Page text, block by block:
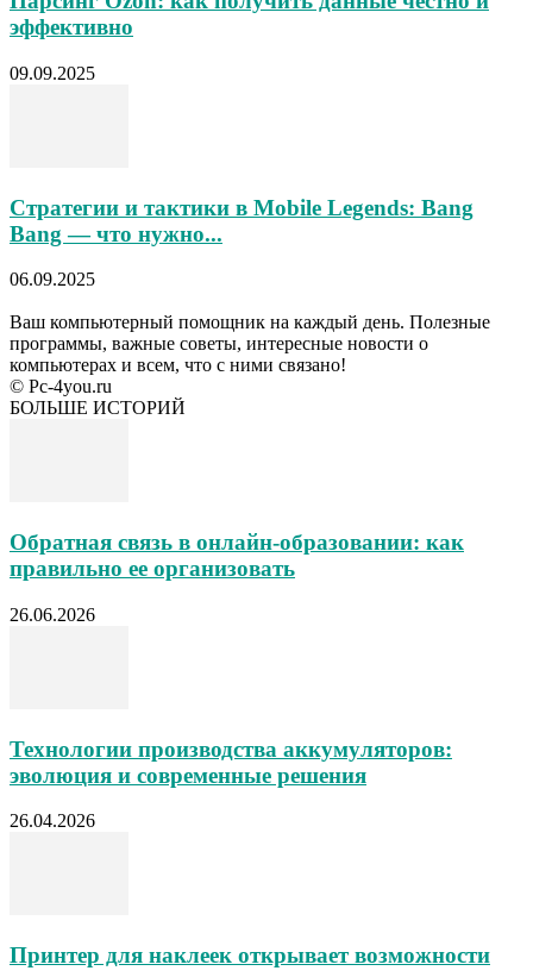
эффективно
09.09.2025
Стратегии и тактики в Mobile Legends: Bang
Bang — что нужно...
06.09.2025
Ваш компьютерный помощник на каждый день. Полезные
программы, важные советы, интересные новости о
компьютерах и всем, что с ними связано!
© Pc-4you.ru
БОЛЬШЕ ИСТОРИЙ
Обратная связь в онлайн-образовании: как
правильно ее организовать
26.06.2026
Технологии производства аккумуляторов:
эволюция и современные решения
26.04.2026
Принтер для наклеек открывает возможности